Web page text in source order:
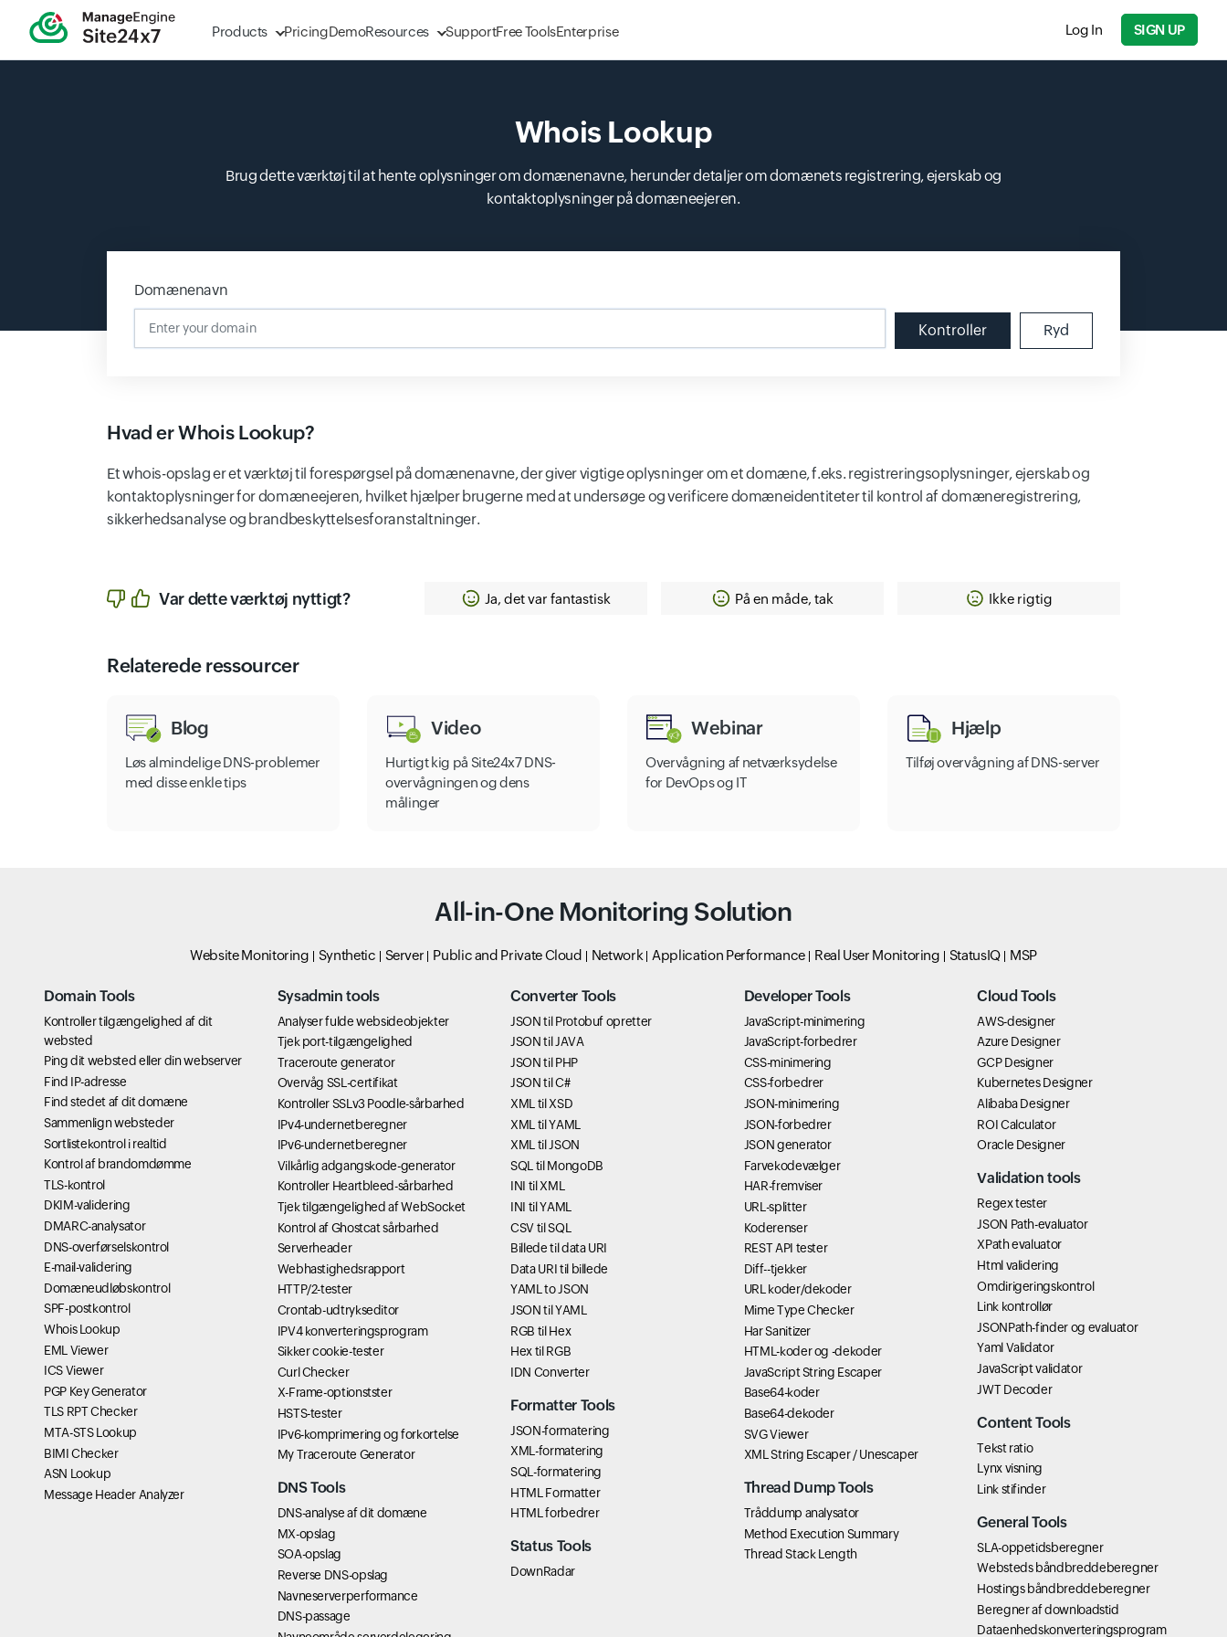
Products PricingDemoResources SupportFree ToolsEnterprise Log In SIGN UP
Whois Lookup
Brug dette værktøj til at hente oplysninger om domænenavne, herunder detaljer om domænets registrering, ejerskab og
kontaktoplysninger på domæneejeren.
Domænenavn
Kontroller Ryd
Hvad er Whois Lookup?
Et whois-opslag er et værktøj til forespørgsel på domænenavne, der giver vigtige oplysninger om et domæne, f.eks. registreringsoplysninger, ejerskab og
kontaktoplysninger for domæneejeren, hvilket hjælper brugerne med at undersøge og verificere domæneidentiteter til kontrol af domæneregistrering,
sikkerhedsanalyse og brandbeskyttelsesforanstaltninger.
Var dette værktøj nyttigt? Ja, det var fantastisk På en måde, tak Ikke rigtig
Relaterede ressourcer
Blog
Løs almindelige DNS-problemer
med disse enkle tips
Video
Hurtigt kig på Site24x7 DNS-
overvågningen og dens
målinger
Webinar
Overvågning af netværksydelse
for DevOps og IT
Hjælp
Tilføj overvågning af DNS-server
All-in-One Monitoring Solution
Website Monitoring Synthetic Server Public and Private Cloud Network Application Performance Real User Monitoring StatusIQ MSP
Domain Tools
Kontroller tilgængelighed af dit
websted
Ping dit websted eller din webserver
Find IP-adresse
Find stedet af dit domæne
Sammenlign websteder
Sortlistekontrol i realtid
Kontrol af brandomdømme
TLS-kontrol
DKIM-validering
DMARC-analysator
DNS-overførselskontrol
E-mail-validering
Domæneudløbskontrol
SPF-postkontrol
Whois Lookup
EML Viewer
ICS Viewer
PGP Key Generator
TLS RPT Checker
MTA-STS Lookup
BIMI Checker
ASN Lookup
Message Header Analyzer
Sysadmin tools
Analyser fulde websideobjekter
Tjek port-tilgængelighed
Traceroute generator
Overvåg SSL-certifikat
Kontroller SSLv3 Poodle-sårbarhed
IPv4-undernetberegner
IPv6-undernetberegner
Vilkårlig adgangskode-generator
Kontroller Heartbleed-sårbarhed
Tjek tilgængelighed af WebSocket
Kontrol af Ghostcat sårbarhed
Serverheader
Webhastighedsrapport
HTTP/2-tester
Crontab-udtrykseditor
IPV4 konverteringsprogram
Sikker cookie-tester
Curl Checker
X-Frame-optionstster
HSTS-tester
IPv6-komprimering og forkortelse
My Traceroute Generator
DNS Tools
DNS-analyse af dit domæne
MX-opslag
SOA-opslag
Reverse DNS-opslag
Navneserverperformance
DNS-passage
Converter Tools
JSON til Protobuf opretter
JSON til JAVA
JSON til PHP
JSON til C#
XML til XSD
XML til YAML
XML til JSON
SQL til MongoDB
INI til XML
INI til YAML
CSV til SQL
Billede til data URI
Data URI til billede
YAML to JSON
JSON til YAML
RGB til Hex
Hex til RGB
IDN Converter
Formatter Tools
JSON-formatering
XML-formatering
SQL-formatering
HTML Formatter
HTML forbedrer
Status Tools
DownRadar
Developer Tools
JavaScript-minimering
JavaScript-forbedrer
CSS-minimering
CSS-forbedrer
JSON-minimering
JSON-forbedrer
JSON generator
Farvekodevælger
HAR-fremviser
URL-splitter
Koderenser
REST API tester
Diff--tjekker
URL koder/dekoder
Mime Type Checker
Har Sanitizer
HTML-koder og -dekoder
JavaScript String Escaper
Base64-koder
Base64-dekoder
SVG Viewer
XML String Escaper / Unescaper
Thread Dump Tools
Tråddump analysator
Method Execution Summary
Thread Stack Length
Cloud Tools
AWS-designer
Azure Designer
GCP Designer
Kubernetes Designer
Alibaba Designer
ROI Calculator
Oracle Designer
Validation tools
Regex tester
JSON Path-evaluator
XPath evaluator
Html validering
Omdirigeringskontrol
Link kontrollør
JSONPath-finder og evaluator
Yaml Validator
JavaScript validator
JWT Decoder
Content Tools
Tekst ratio
Lynx visning
Link stifinder
General Tools
SLA-oppetidsberegner
Websteds båndbreddeberegner
Hostings båndbreddeberegner
Beregner af downloadstid
Dataenhedskonverteringsprogram